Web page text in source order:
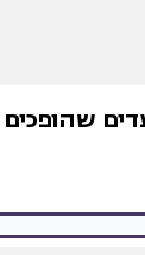
שהופכים